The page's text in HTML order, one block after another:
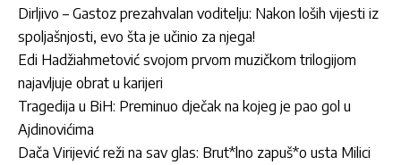
Dirljivo – Gastoz prezahvalan voditelju: Nakon loših vijesti iz
spoljašnjosti, evo šta je učinio za njega!
Edi Hadžiahmetović svojom prvom muzičkom trilogijom
najavljuje obrat u karijeri
Tragedija u BiH: Preminuo dječak na kojeg je pao gol u
Ajdinovićima
Dača Virijević reži na sav glas: Brut*lno zapuš*o usta Milici